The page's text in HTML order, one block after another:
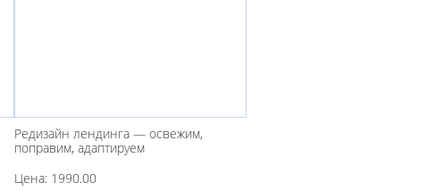
Редизайн лендинга — освежим,
поправим, адаптируем
Цена: 1990.00